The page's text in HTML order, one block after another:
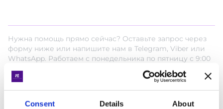
Consent Details About
Нужна помощь прямо сейчас? Оставьте запрос через
форму ниже или напишите нам в Telegram, Viber или
WhatsApp. Работаем с понедельника по пятницу с 9:00
до 19:00.